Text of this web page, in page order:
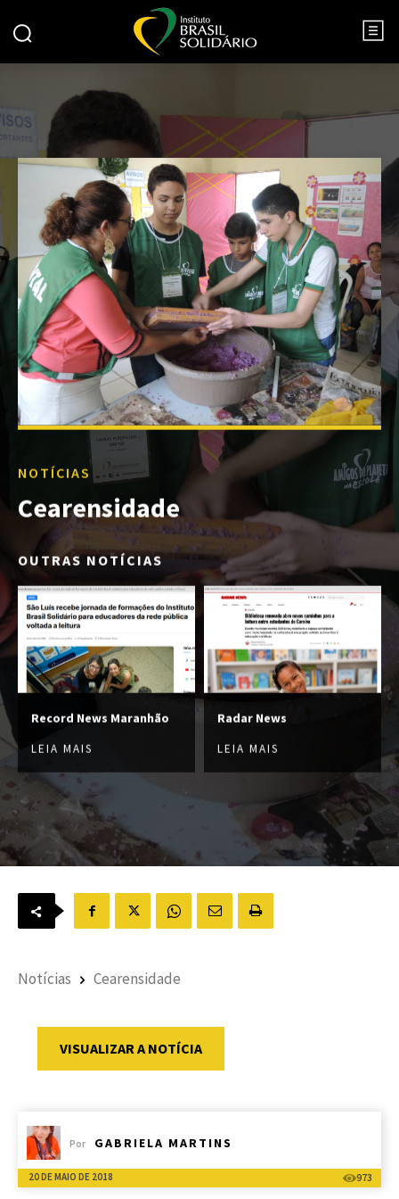
NOTÍCIAS
Cearensidade
OUTRAS NOTÍCIAS
Record News Maranhão
LEIA MAIS
Radar News
LEIA MAIS
Notícias Cearensidade
VISUALIZAR A NOTÍCIA
Por GABRIELA MARTINS
20 DE MAIO DE 2018 973